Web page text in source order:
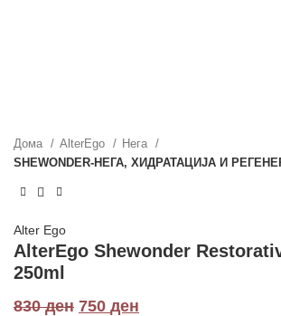
Дома AlterEgo
Нега
SHEWONDER-НЕГА, ХИДРАТАЦИЈА И
Alter Ego
AlterEgo Shewonder
250ml
830ден 750 ден